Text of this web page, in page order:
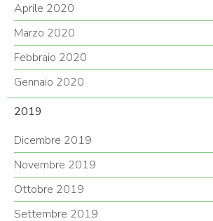
Aprile 2020
Marzo 2020
Febbraio 2020
Gennaio 2020
2019
Dicembre 2019
Novembre 2019
Ottobre 2019
Settembre 2019